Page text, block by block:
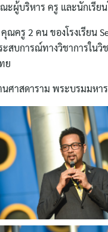
ผู้บริหาร ครู และนักเรีย
ครู 2 คน ของโรงเรียน
สบการณ์ทางวิชาการใน
ย
าสดาราม พระบรมมหา